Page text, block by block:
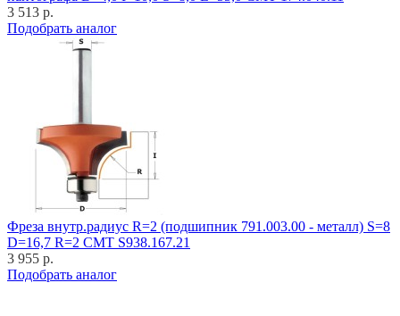
3 513 р.
Подобрать аналог
Фреза внутр.радиус R=2 (подшипник 791.003.00 - металл) S=8
D=16,7 R=2 CMT S938.167.21
3 955 р.
Подобрать аналог